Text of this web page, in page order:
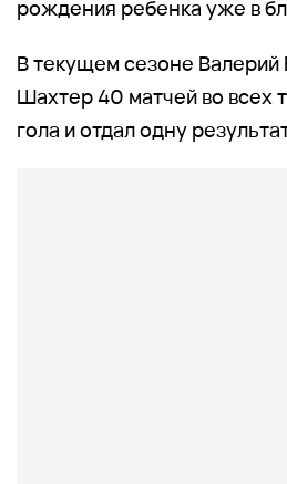
рождения ребенка уже в
В текущем сезоне Валерий
Шахтер 40 матчей во всех
гола и отдал одну